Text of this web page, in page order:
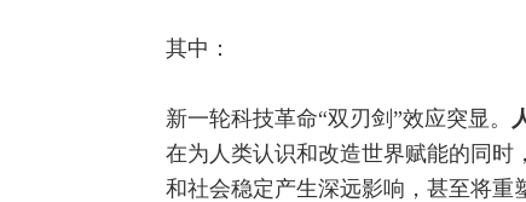
其中：
新一轮科技革命“双刃剑”效应突显。
在为人类认识和改造世界赋能的同时
和社会稳定产生深远影响，甚至将重